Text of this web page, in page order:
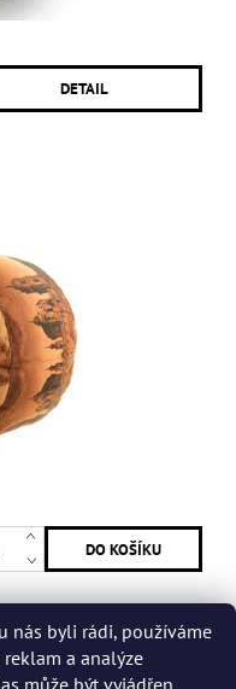
DETAIL
nás byli rádi, používáme
a analýze
může být vyjádřen